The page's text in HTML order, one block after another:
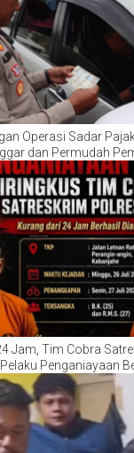
Operasi Sadar
dan Permudah
Jam, Tim Cobra
Penganiayaan